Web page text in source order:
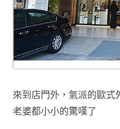
來到店門外， 氣派的歐式
老婆都小小的驚嘆了